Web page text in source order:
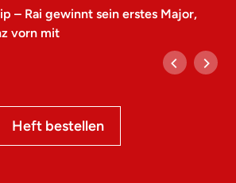
– Rai gewinnt sein erstes Major,
vorn mit
Heft bestellen